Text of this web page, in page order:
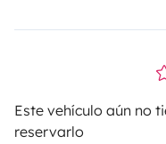
Este vehículo aún no
reservarlo